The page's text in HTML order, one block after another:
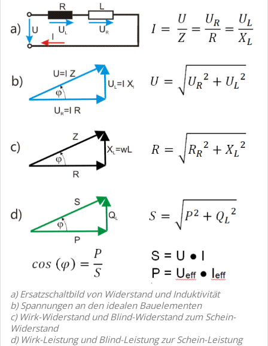
a) Ersatzschaltbild von Widerstand und Induktivität
b) Spannungen an den idealen Bauelementen
c) Wirk-Widerstand und Blind-Widerstand zum Schein-
Widerstand
d) Wirk-Leistung und Blind-Leistung zur Schein-Leistung